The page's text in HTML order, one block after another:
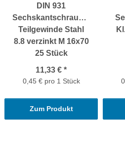
DIN 931
Sechskantschrauben
Teilgewinde Stahl
8.8 verzinkt M 16x70
25 Stück
11,33 € *
0,45 € pro 1 Stück
Zum Produkt